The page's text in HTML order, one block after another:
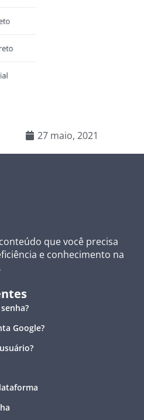
27 maio, 2021
que você precisa
e conhecimento na
Google?